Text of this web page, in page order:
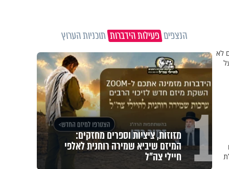
לא
הנצפיםפעילות הידברותתוכניות הערוץ
1 מזוזות, ציציות וספרים מחזקים:
המיזם שיביא שמירה רוחנית לאלפי
חיילי צה"ל